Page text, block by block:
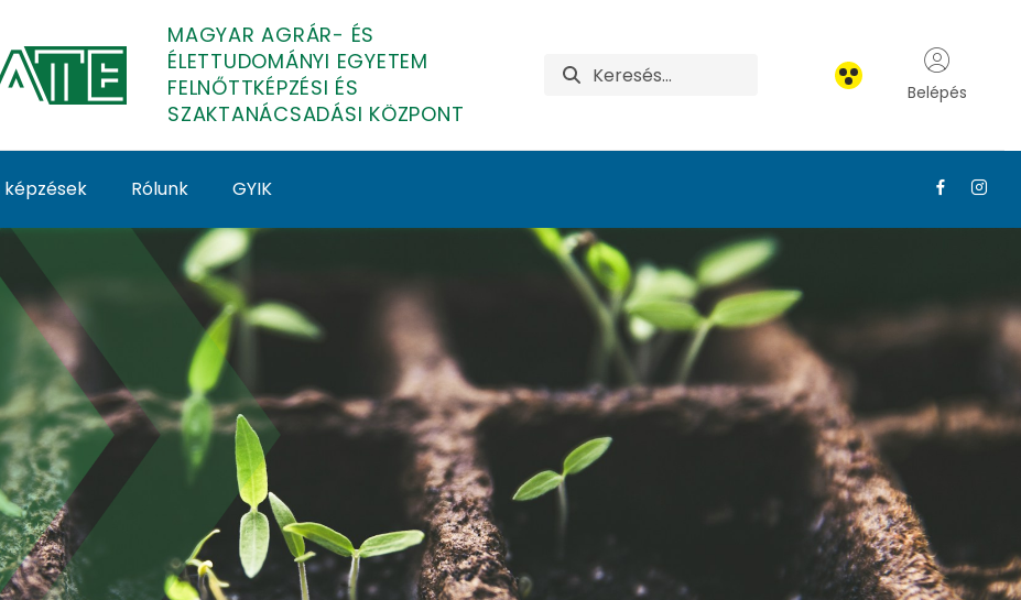
MAGYAR AGRÁR- ÉS
ÉLETTUDOMÁNYI EGYETEM
FELNŐTTKÉPZÉSI ÉS
SZAKTANÁCSADÁSI KÖZPONT
Belépés
Rólunk GYIK
- MATE Felnőttképzés